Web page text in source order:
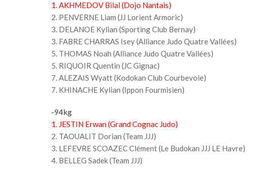
1. AKHMEDOV Bilal (Dojo Nantais)
2. PENVERNE Liam (JJ Lorient Armoric)
3. DELANOE Kylian (Sporting Club Bernay)
3. FABRE CHARRAS Isey (Alliance Judo Quatre Vallées)
5. THOMAS Noah (Alliance Judo Quatre Vallées)
5. RIQUOIR Quentin (JC Gignac)
7. ALEZAIS Wyatt (Kodokan Club Courbevoie)
7. KHINACHE Kylian (Ippon Fourmisien)
-94kg
1. JESTIN Erwan (Grand Cognac Judo)
2. TAOUALIT Dorian (Team JJJ)
3. LEFEVRE SCOAZEC Clément (Le Budokan JJJ LE Havre)
4. BELLEG Sadek (Team JJJ)